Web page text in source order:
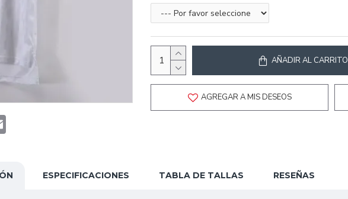
Email
AÑADIR AL CARRITO
AGREGAR A MIS DESEOS
ESPECIFICACIONES TABLA DE TALLAS RESEÑAS